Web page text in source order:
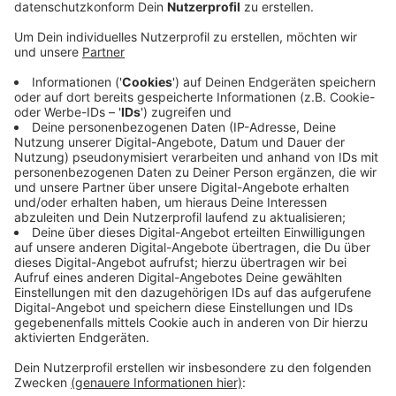
Veröffentlicht:Donnerstag, 27.02.2020 07:23
Anzeige
Rund fünf Kilometer vom Horst des einzigen
Seeadlerpaares in NRW stehen vier Windräder. Den
Anlagen in Büderich und Borth drohen deshalb
Einschränkungen. Der Kreis will jetzt ein 150tausend
Euro teures Gutachten in Auftrag geben. Das soll die
Flugroute der Adler untersuchen. Sollten die Windräder
auf der Route liegen, wäre etwa denkbar, sie zeitweise
abzuschalten. Artenschutz schlägt in diesem Fall den
Klimaschutz. Das Seeadlerpärchen hat sich auf der
Bislicher Insel in Xanten niedergelassen.
Anzeige